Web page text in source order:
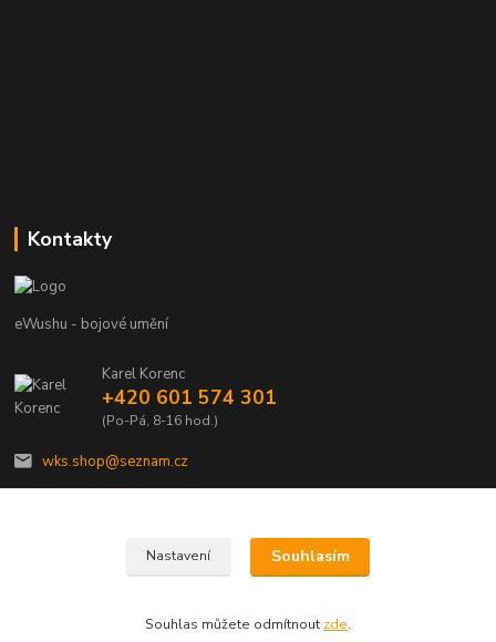
Kontakty
eWushu - bojové umění
Karel Korenc
+420 601 574 301
(Po-Pá, 8-16 hod.)
wks.shop@seznam.cz
© Copyright 2021 - Young shop s.r.o., Jaurisova 515/4, Michle, 140 00 Praha 4
Nastavení Souhlasím
Souhlas můžete odmítnout zde.